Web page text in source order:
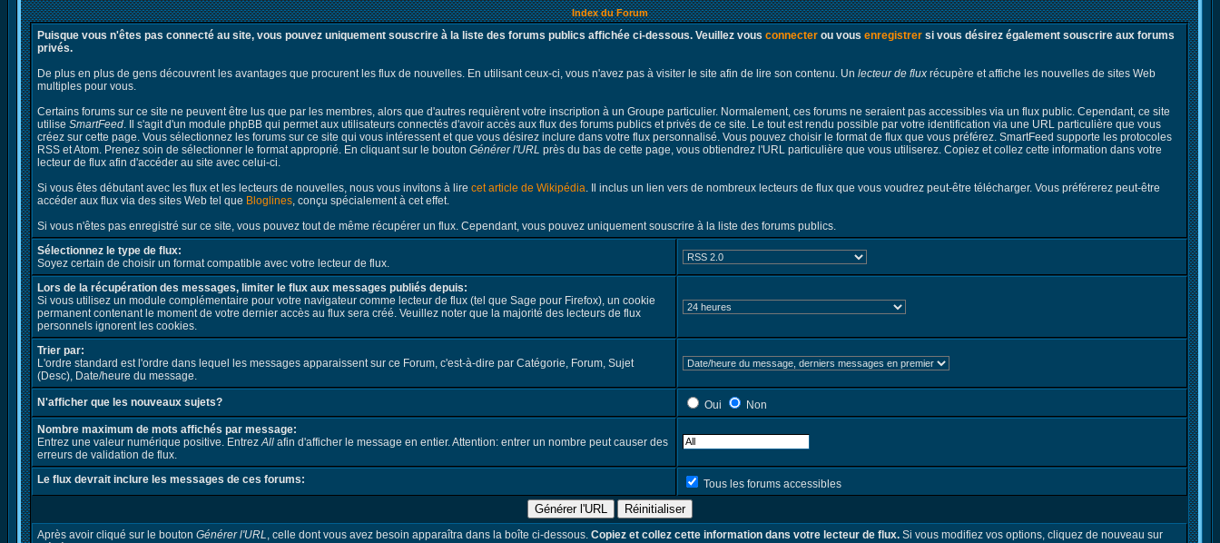
Index du Forum
Puisque vous n'êtes pas connecté au site, vous pouvez uniquement souscrire à la liste des forums publics affichée ci-dessous. Veuillez vous connecter ou vous enregistrer si vous désirez également souscrire aux forums
privés.
De plus en plus de gens découvrent les avantages que procurent les flux de nouvelles. En utilisant ceux-ci, vous n'avez pas à visiter le site afin de lire son contenu. Un lecteur de flux récupère et affiche les nouvelles de sites Web
multiples pour vous.
Certains forums sur ce site ne peuvent être lus que par les membres, alors que d'autres requièrent votre inscription à un Groupe particulier. Normalement, ces forums ne seraient pas accessibles via un flux public. Cependant, ce site
utilise SmartFeed. Il s'agit d'un module phpBB qui permet aux utilisateurs connectés d'avoir accès aux flux des forums publics et privés de ce site. Le tout est rendu possible par votre identification via une URL particulière que vous
créez sur cette page. Vous sélectionnez les forums sur ce site qui vous intéressent et que vous désirez inclure dans votre flux personnalisé. Vous pouvez choisir le format de flux que vous préférez. SmartFeed supporte les protocoles
RSS et Atom. Prenez soin de sélectionner le format approprié. En cliquant sur le bouton Générer l'URL près du bas de cette page, vous obtiendrez l'URL particulière que vous utiliserez. Copiez et collez cette information dans votre
lecteur de flux afin d'accéder au site avec celui-ci.
Si vous êtes débutant avec les flux et les lecteurs de nouvelles, nous vous invitons à lire cet article de Wikipédia. Il inclus un lien vers de nombreux lecteurs de flux que vous voudrez peut-être télécharger. Vous préférerez peut-être
accéder aux flux via des sites Web tel que Bloglines, conçu spécialement à cet effet.
Si vous n'êtes pas enregistré sur ce site, vous pouvez tout de même récupérer un flux. Cependant, vous pouvez uniquement souscrire à la liste des forums publics.
Sélectionnez le type de flux:
Soyez certain de choisir un format compatible avec votre lecteur de flux.
Lors de la récupération des messages, limiter le flux aux messages publiés depuis:
Si vous utilisez un module complémentaire pour votre navigateur comme lecteur de flux (tel que Sage pour Firefox), un cookie
permanent contenant le moment de votre dernier accès au flux sera créé. Veuillez noter que la majorité des lecteurs de flux
personnels ignorent les cookies.
Trier par:
L'ordre standard est l'ordre dans lequel les messages apparaissent sur ce Forum, c'est-à-dire par Catégorie, Forum, Sujet
(Desc), Date/heure du message.
N'afficher que les nouveaux sujets? Oui
Non
Nombre maximum de mots affichés par message:
Entrez une valeur numérique positive. EntrezAll afin d'afficher le message en entier. Attention: entrer un nombre peut causer des
erreurs de validation de flux.
Le flux devrait inclure les messages de ces forums:
Tous les forums accessibles
Générer l'URL Réinitialiser
Après avoir cliqué sur le bouton Générer l'URL, celle dont vous avez besoin apparaîtra dans la boîte ci-dessous. Copiez et collez cette information dans votre lecteur de flux. Si vous modifiez vos options, cliquez de nouveau sur